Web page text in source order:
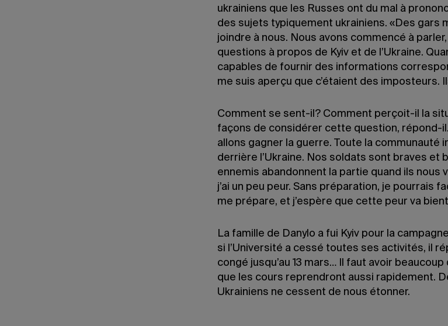
ukrainiens que les Russes ont du mal à
des sujets typiquement ukrainiens. «Des gars
joindre à nous. Nous avons commencé à
questions à propos de Kyiv et de l’Ukraine.
capables de fournir des informations
me suis aperçu que c’étaient des imposteurs.
Comment se sent-il? Comment perçoit-il la
façons de considérer cette question, répond-
allons gagner la guerre. Toute la communauté
derrière l’Ukraine. Nos soldats sont braves et
ennemis abandonnent la partie quand ils nous
j’ai un peu peur. Sans préparation, je pourrais
me prépare, et j’espère que cette peur va
La famille de Danylo a fui Kyiv pour la
si l’Université a cessé toutes ses activités, il
congé jusqu’au 13 mars… Il faut avoir
que les cours reprendront aussi rapidement.
Ukrainiens ne cessent de nous étonner.